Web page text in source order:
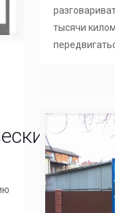
тысячи